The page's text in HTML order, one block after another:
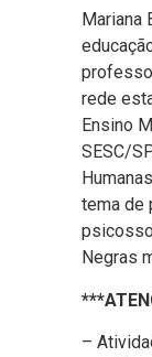
Mariana
rede
Ensino
SESC/
tema de
Negras
–